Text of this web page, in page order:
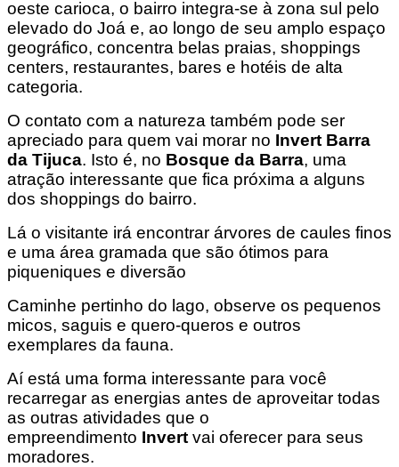
oeste carioca, o bairro integra-se à zona sul pelo
elevado do Joá e, ao longo de seu amplo espaço
geográfico, concentra belas praias, shoppings
centers, restaurantes, bares e hotéis de alta
categoria.
O contato com a natureza também pode ser
apreciado para quem vai morar no Invert Barra
da Tijuca. Isto é, no Bosque da Barra, uma
atração interessante que fica próxima a alguns
dos shoppings do bairro.
Lá o visitante irá encontrar árvores de caules finos
e uma área gramada que são ótimos para
piqueniques e diversão
Caminhe pertinho do lago, observe os pequenos
micos, saguis e quero-queros e outros
exemplares da fauna.
Aí está uma forma interessante para você
recarregar as energias antes de aproveitar todas
as outras atividades que o
empreendimento Invert vai oferecer para seus
moradores.